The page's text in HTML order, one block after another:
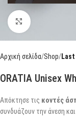
Click to enlarge
Αρχική σελίδα Shop
ORATIA Unisex
Απόκτησε τις κοντές
συνδυάζουν την άνεση